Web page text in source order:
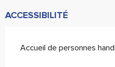
ACCESSIBILITÉ
Accueil de personnes